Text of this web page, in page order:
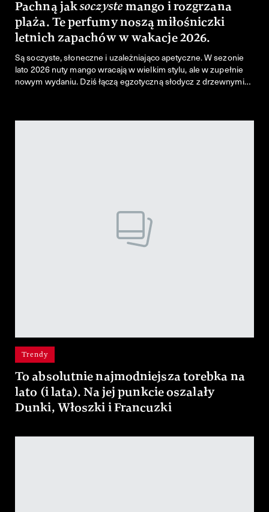
Pachną jaksoczystemango i rozgrzana
plaża. Te perfumy noszą miłośniczki
letnich zapachów w wakacje 2026.
Są soczyste, słoneczne i uzależniająco apetyczne. W sezonie
lato 2026 nuty mango wracają w wielkim stylu, ale w zupełnie
nowym wydaniu. Dziś łączą egzotyczną słodycz z drzewnymi
Trendy
To absolutnie najmodniejsza torebka na
lato (i lata). Na jej punkcie oszalały
Dunki, Włoszki i Francuzki